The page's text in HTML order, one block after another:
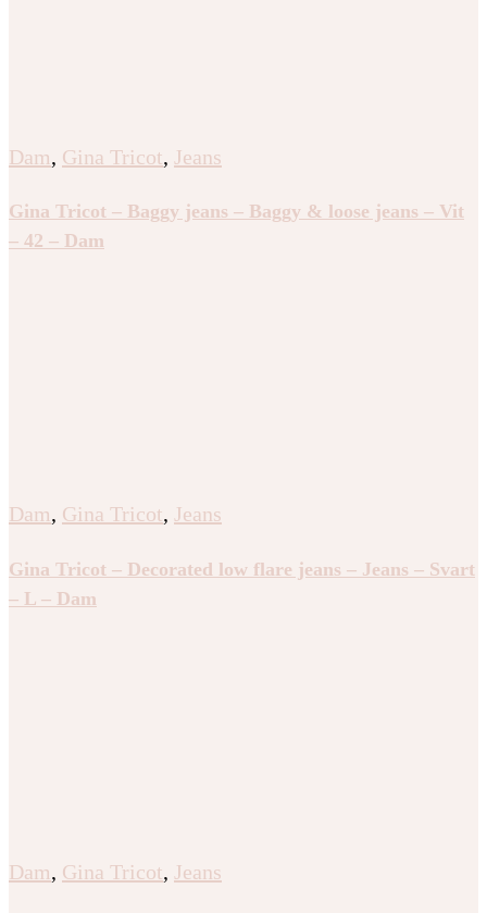
Dam, Gina Tricot, Jeans
Gina Tricot – Baggy jeans – Baggy & loose jeans – Vit
– 42 – Dam
Dam, Gina Tricot, Jeans
Gina Tricot – Decorated low flare jeans – Jeans – Svart
– L – Dam
Dam, Gina Tricot, Jeans